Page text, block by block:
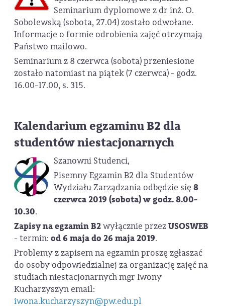
Seminarium dyplomowe z dr inż. O.
Sobolewską (sobota, 27.04) zostało odwołane.
Informacje o formie odrobienia zajęć otrzymają
Państwo mailowo.
Seminarium z 8 czerwca (sobota) przeniesione
zostało natomiast na piątek (7 czerwca) - godz.
16.00-17.00, s. 315.
Kalendarium egzaminu B2 dla
studentów niestacjonarnych
Szanowni Studenci,
Pisemny Egzamin B2 dla Studentów
Wydziału Zarządzania odbędzie się 8
czerwca 2019 (sobota) w godz. 8.00-
10.30.
Zapisy na egzamin B2wyłącznie przezUSOSWEB
- termin: od 6 maja do 26 maja 2019.
Problemy z zapisem na egzamin proszę zgłaszać
do osoby odpowiedzialnej za organizację zajęć na
studiach niestacjonarnych mgr Iwony
Kucharzyszyn email:
iwona.kucharzyszyn@pw.edu.pl